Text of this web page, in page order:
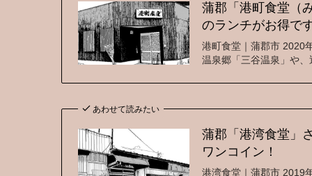
蒲郡「港町食堂（
のランチがお得で
港町食堂｜蒲郡市 2020
温泉郷「三谷温泉」や
あわせて読みたい
蒲郡「港湾食堂」
ワンコイン！
港湾食堂｜蒲郡市 2019